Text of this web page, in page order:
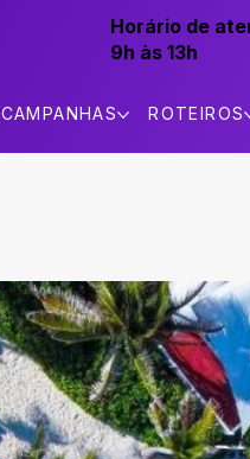
Horário de
9h às 13h
CAMPANHAS ROTEIROS